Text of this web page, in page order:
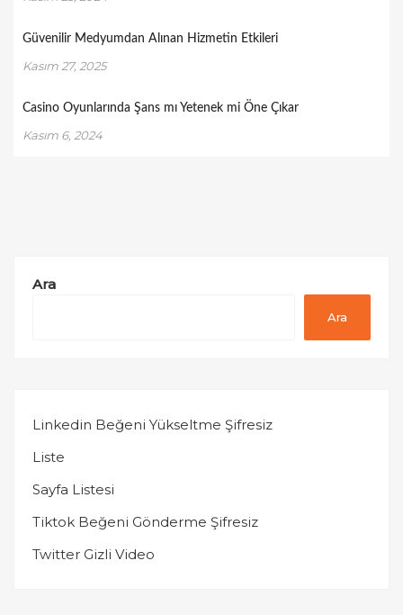
Güvenilir Medyumdan Alınan Hizmetin Etkileri
Kasım 27, 2025
Casino Oyunlarında Şans mı Yetenek mi Öne Çıkar
Kasım 6, 2024
Ara
Ara
Linkedin Beğeni Yükseltme Şifresiz
Liste
Sayfa Listesi
Tiktok Beğeni Gönderme Şifresiz
Twitter Gizli Video